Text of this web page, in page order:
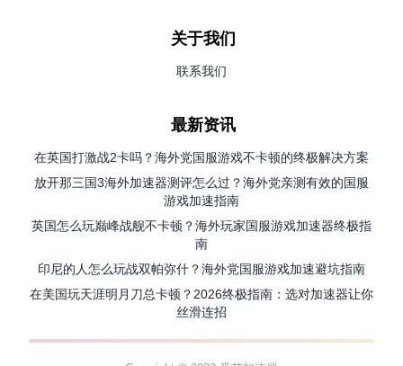
关于我们
联系我们
最新资讯
在英国打激战2卡吗？海外党国服游戏不卡顿的终极解决方案
放开那三国3海外加速器测评怎么过？海外党亲测有效的国服
游戏加速指南
英国怎么玩巅峰战舰不卡顿？海外玩家国服游戏加速器终极指
南
印尼的人怎么玩战双帕弥什？海外党国服游戏加速避坑指南
在美国玩天涯明月刀总卡顿？2026终极指南：选对加速器让你
丝滑连招